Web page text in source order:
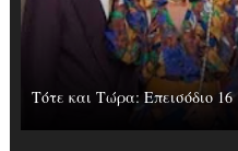
Τότε και Τώρα: Επεισόδιο 16